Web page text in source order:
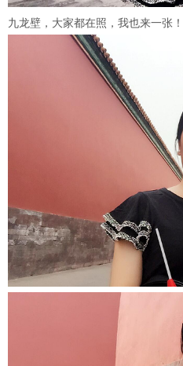
九龙壁，大家都在照，我也来一张！